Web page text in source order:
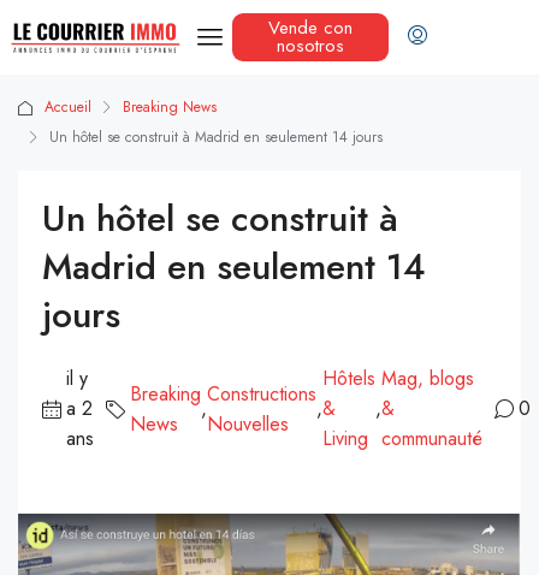
Vende con
nosotros
Accueil
Breaking News
Un hôtel se construit à Madrid en seulement 14 jours
Un hôtel se construit à
Madrid en seulement 14
jours
il y
a 2
ans
Breaking
News
,
Constructions
Nouvelles
,
Hôtels
&
Living
,
Mag, blogs
&
communauté
0